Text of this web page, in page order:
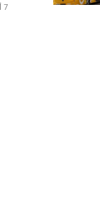
7 أغسطس، 2026